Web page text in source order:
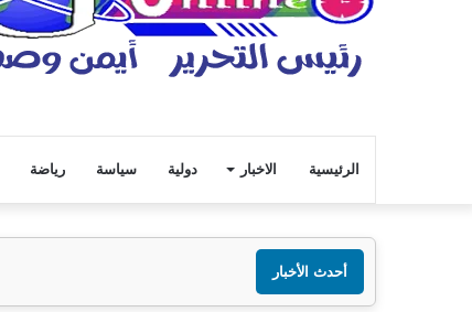
الرئيسية الاخبار دولية سياسة رياضة
أحدث الأخبار